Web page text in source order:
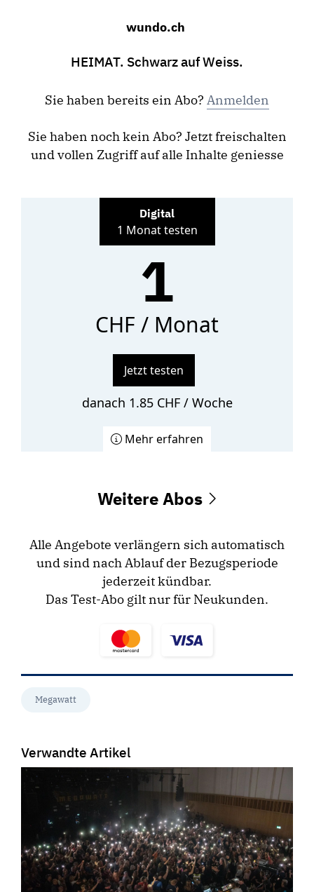
wundo.ch
HEIMAT. Schwarz auf Weiss.
Sie haben bereits ein Abo? Anmelden
Sie haben noch kein Abo? Jetzt freischalten
und vollen Zugriff auf alle Inhalte geniesse
Digital
1 Monat testen
1
CHF / Monat
Jetzt testen
danach 1.85 CHF / Woche
Mehr erfahren
Weitere Abos
Alle Angebote verlängern sich automatisch
und sind nach Ablauf der Bezugsperiode
jederzeit kündbar.
Das Test-Abo gilt nur für Neukunden.
Megawatt
Verwandte Artikel